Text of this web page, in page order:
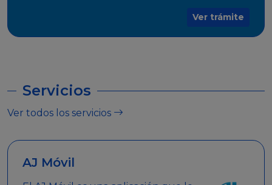
Ver trámite
Servicios
Ver todos los servicios
AJ Móvil